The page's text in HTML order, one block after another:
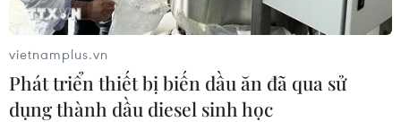
vietnamplus.vn
Phát triển thiết bị biến dầu ăn đã qua sử
dụng thành dầu diesel sinh học